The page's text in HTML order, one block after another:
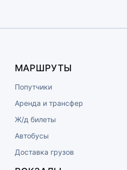
МАРШРУТЫ
Попутчики
Аренда и трансфер
Ж/д билеты
Автобусы
Доставка грузов